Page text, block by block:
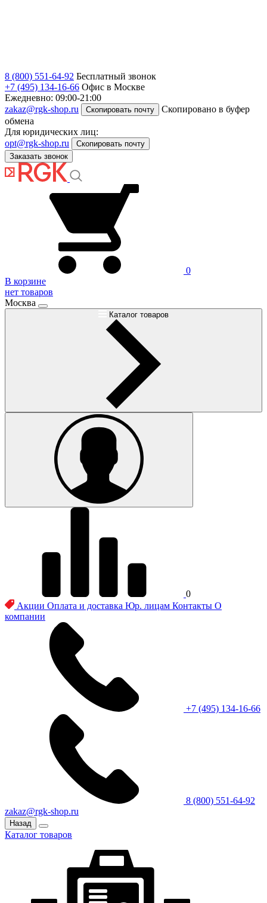
8 (800) 551-64-92 Бесплатный звонок
+7 (495) 134-16-66 Офис в Москве
Ежедневно: 09:00-21:00
zakaz@rgk-shop.ru
Скопировать почту
Скопировано в буфер
обмена
Для юридических лиц:
opt@rgk-shop.ru
Скопировать почту
Заказать звонок
0
В корзине
нет товаров
Москва
Каталог товаров
0
Акции Оплата и доставка Юр. лицам Контакты О
компании
+7 (495) 134-16-66
8 (800) 551-64-92
zakaz@rgk-shop.ru
Назад
Каталог товаров